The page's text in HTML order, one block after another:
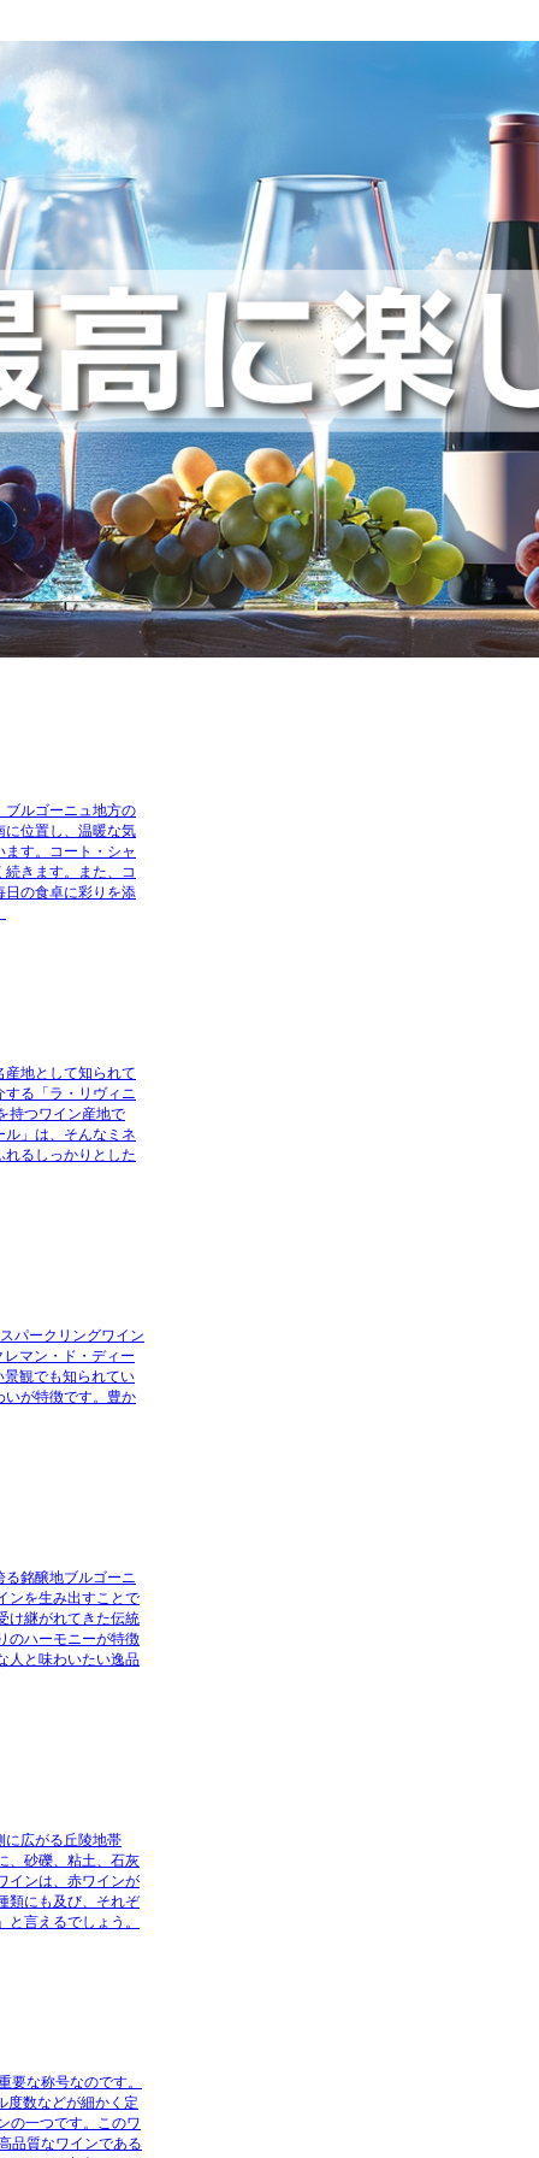
ブルゴーニュ地方の
に位置し、温暖な気
す。コート・シャ
きます。また、コ
日の食卓に彩りを添
地として知られて
る「ラ・リヴィニ
持つワイン産地で
」は、そんなミネ
るしっかりとした
パークリングワイン
マン・ド・ディー
観でも知られてい
いが特徴です。豊か
銘醸地ブルゴーニ
ンを生み出すことで
け継がれてきた伝統
のハーモニーが特徴
人と味わいたい逸品
に広がる丘陵地帯
、砂礫、粘土、石灰
インは、赤ワインが
類にも及び、それぞ
言えるでしょう。
な称号なのです。
度数などが細かく定
の一つです。このワ
品質なワインである